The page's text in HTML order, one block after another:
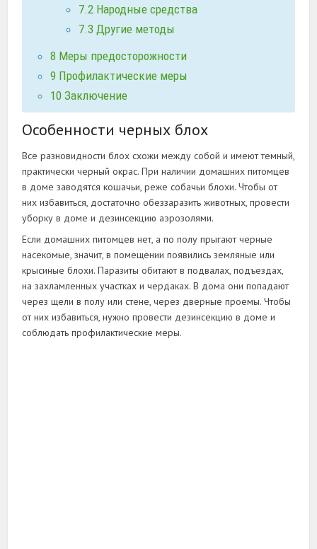
7.2 Народные средства
7.3 Другие методы
8 Меры предосторожности
9 Профилактические меры
10 Заключение
Особенности черных блох
Все разновидности блох схожи между собой и имеют темный,
практически черный окрас. При наличии домашних питомцев
в доме заводятся кошачьи, реже собачьи блохи. Чтобы от
них избавиться, достаточно обеззаразить животных, провести
уборку в доме и дезинсекцию аэрозолями.
Если домашних питомцев нет, а по полу прыгают черные
насекомые, значит, в помещении появились земляные или
крысиные блохи. Паразиты обитают в подвалах, подъездах,
на захламленных участках и чердаках. В дома они попадают
через щели в полу или стене, через дверные проемы. Чтобы
от них избавиться, нужно провести дезинсекцию в доме и
соблюдать профилактические меры.